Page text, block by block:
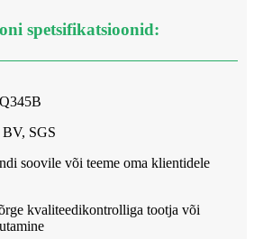
spetsifikatsioonid:
SGS
soovile või teeme oma klientidele
kvaliteedikontrolliga tootja või